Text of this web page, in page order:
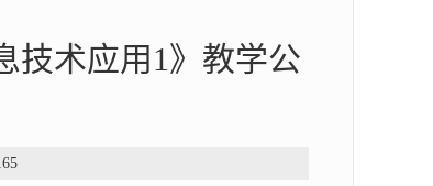
技术应用1》教学公